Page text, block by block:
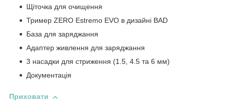
Щіточка для очищення
Тример ZERO Estremo EVO в дизайні BAD
База для заряджання
Адаптер живлення для заряджання
3 насадки для стриження (1.5, 4.5 та 6 мм)
Документація
Приховати